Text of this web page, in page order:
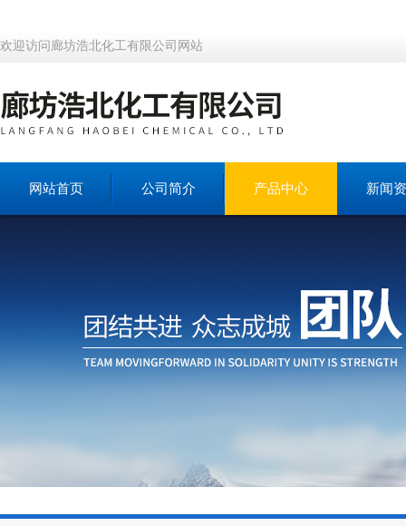
欢迎访问廊坊浩北化工有限公司网站
网站首页 公司简介 产品中心 新闻